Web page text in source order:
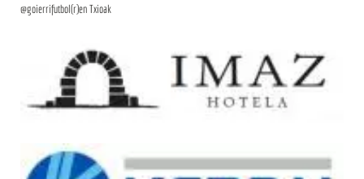
@goierrifutbol(r)en Txioak